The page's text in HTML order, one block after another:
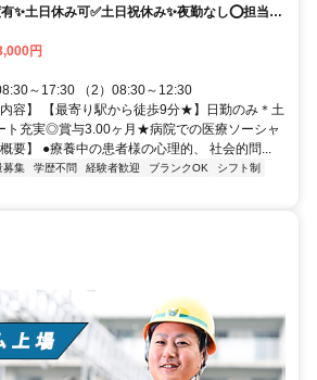
✨土日休み可✅️土日祝休み✨夜勤なし⭕️担当者
験者優遇⭐️車通勤ＯＫ✊️駅チカ✅️高額求人
円
～17:30 （2）08:30～12:30
内容】 【最寄り駅から徒歩9分★】日勤のみ＊土
ト充実◎賞与3.00ヶ月★病院での医療ソーシャ
要】 ●療養中の患者様の心理的、 社会的問...
募集 学歴不問 経験者歓迎 ブランクOK
シフト制